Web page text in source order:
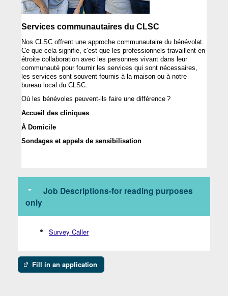
Services communautaires du CLSC
Nos CLSC offrent une approche communautaire du bénévolat
Ce que cela signifie c'est que les professionnels travaillent en
étroite collaboration avec les personnes vivant dans leur
communauté pour fournir les services qui sont nécessaires
les services sont souvent fournis à la maison ou à notre
bureau local du CLSC.
Où les bénévoles peuvent-ils faire une différence ?
Accueil des cliniques
À Domicile
Sondages et appels de sensibilisation
Job Descriptions-for reading purposes
only
Survey Caller
Fill in an application